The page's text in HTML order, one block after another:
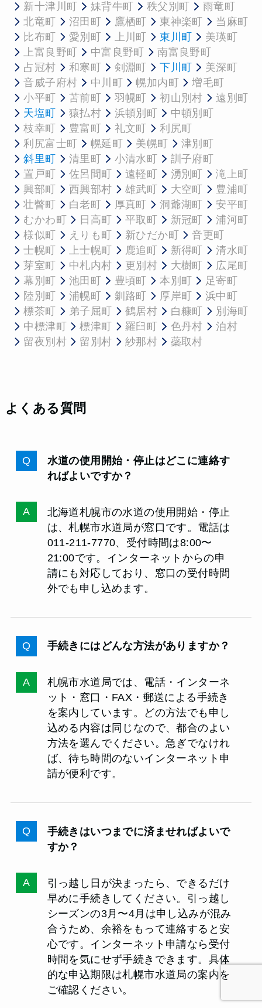
新十津川町
妹背牛町 秩父別町
雨竜町
北竜町
沼田町 鷹栖町 東神楽町
当麻町
比布町
愛別町 上川町 東川町
美瑛町
上富良野町
中富良野町
南富良野町
占冠村
和寒町 剣淵町 下川町
美深町
音威子府村
中川町 幌加内町
増毛町
小平町
苫前町 羽幌町 初山別村
遠別町
天塩町
猿払村 浜頓別町
中頓別町
枝幸町
豊富町 礼文町
利尻町
利尻富士町
幌延町 美幌町
津別町
斜里町
清里町 小清水町
訓子府町
置戸町
佐呂間町 遠軽町 湧別町
滝上町
興部町
西興部村 雄武町 大空町
豊浦町
壮瞥町
白老町 厚真町 洞爺湖町
安平町
むかわ町
日高町 平取町 新冠町
浦河町
様似町
えりも町 新ひだか町
音更町
士幌町
上士幌町 鹿追町 新得町
清水町
芽室町
中札内村 更別村 大樹町
広尾町
幕別町
池田町 豊頃町 本別町
足寄町
陸別町
浦幌町 釧路町 厚岸町
浜中町
標茶町
弟子屈町 鶴居村 白糠町
別海町
中標津町
標津町 羅臼町 色丹村
泊村
留夜別村
留別村 紗那村 蘂取村
よくある質問
水道の使用開始・停止はどこに連絡す
ればよいですか？
北海道札幌市の水道の使用開始・停止
は、札幌市水道局が窓口です。電話は
011-211-7770、受付時間は8:00〜
21:00です。インターネットからの申
請にも対応しており、窓口の受付時間
外でも申し込めます。
手続きにはどんな方法がありますか？
札幌市水道局では、電話・インターネ
ット・窓口・FAX・郵送による手続き
を案内しています。どの方法でも申し
込める内容は同じなので、都合のよい
方法を選んでください。急ぎでなけれ
ば、待ち時間のないインターネット申
請が便利です。
手続きはいつまでに済ませればよいで
すか？
引っ越し日が決まったら、できるだけ
早めに手続きしてください。引っ越し
シーズンの3月〜4月は申し込みが混み
合うため、余裕をもって連絡すると安
心です。インターネット申請なら受付
時間を気にせず手続きできます。具体
的な申込期限は札幌市水道局の案内を
ご確認ください。